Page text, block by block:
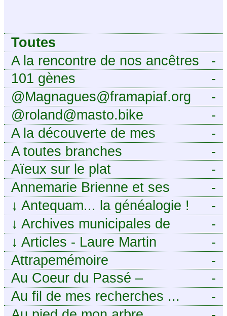
Toutes
-
A la rencontre de nos ancêtres
-
101 gènes
-
@Magnagues@framapiaf.org
-
@roland@masto.bike
-
A la découverte de mes
ancêtres
-
A toutes branches
-
Aïeux sur le plat
-
Annemarie Brienne et ses
challenges de A à Z
-
↓ Antequam... la généalogie !
-
↓ Archives municipales de
Montpellier
-
↓ Articles - Laure Martin
-
Attrapemémoire
-
Au Coeur du Passé –
Généalogie Familiale
-
Au fil de mes recherches ...